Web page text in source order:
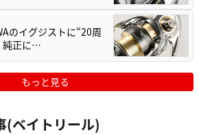
のイグジストに“20周
純正に…
もっと見る
(ベイトリール)